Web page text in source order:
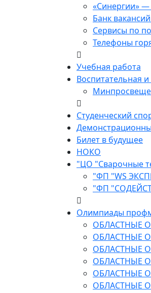
«Синергии»
Банк
Сервисы по
Телефоны
Учебная работа
Воспитательная
Студенческий
Билет в будущее
НОКО
"ЦО "Сварочные
"ФП "WS
"ФП
Олимпиады
ОБЛАСТНЫЕ
ОБЛАСТНЫЕ
ОБЛАСТНЫЕ
ОБЛАСТНЫЕ
ОБЛАСТНЫЕ
ОБЛАСТНЫЕ